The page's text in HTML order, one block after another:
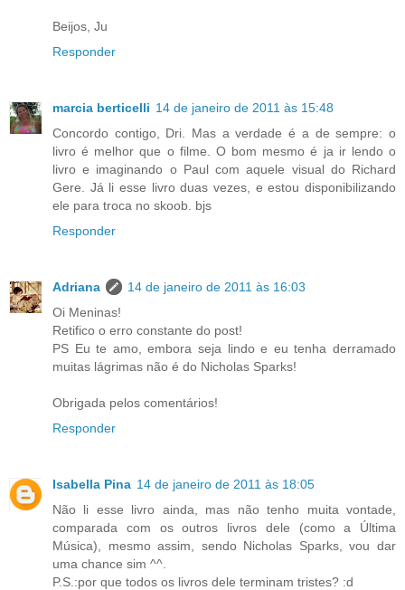
Beijos, Ju
Responder
marcia berticelli 14 de janeiro de 2011 às 15:48
Concordo contigo, Dri. Mas a verdade é a de sempre: o
livro é melhor que o filme. O bom mesmo é ja ir lendo o
livro e imaginando o Paul com aquele visual do Richard
Gere. Já li esse livro duas vezes, e estou disponibilizando
ele para troca no skoob. bjs
Responder
Adriana
14 de janeiro de 2011 às 16:03
Oi Meninas!
Retifico o erro constante do post!
PS Eu te amo, embora seja lindo e eu tenha derramado
muitas lágrimas não é do Nicholas Sparks!
Obrigada pelos comentários!
Responder
Isabella Pina 14 de janeiro de 2011 às 18:05
Não li esse livro ainda, mas não tenho muita vontade,
comparada com os outros livros dele (como a Última
Música), mesmo assim, sendo Nicholas Sparks, vou dar
uma chance sim ^^.
P.S.:por que todos os livros dele terminam tristes? :d